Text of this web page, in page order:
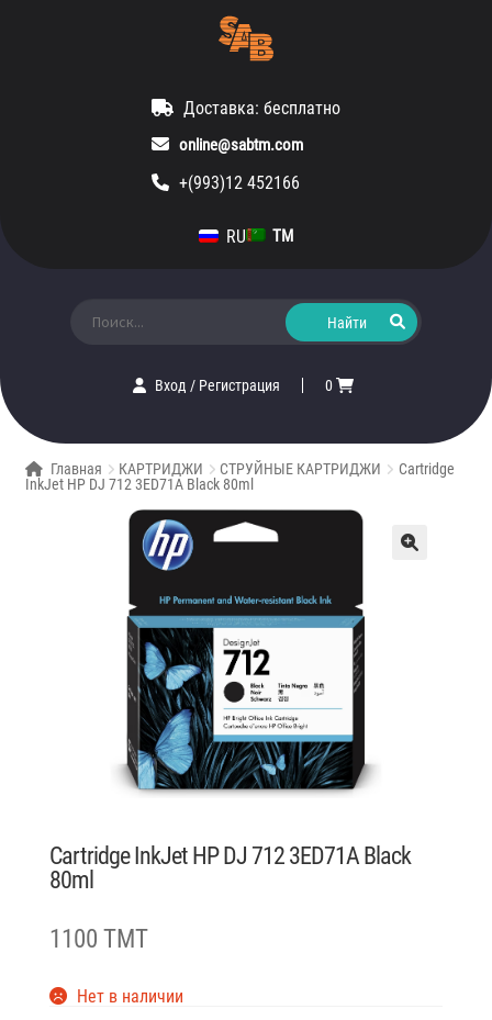
Доставка: бесплатно
online@sabtm.com
+(993)12 452166
RU TM
Вход/ Регистрация 0
Главная КАРТРИДЖИ СТРУЙНЫЕ КАРТРИДЖИ
Cartridge
InkJet HP DJ 712 3ED71A Black 80ml
Cartridge InkJet HP DJ 712 3ED71A Black
80ml
1100 TMT
Нет в наличии